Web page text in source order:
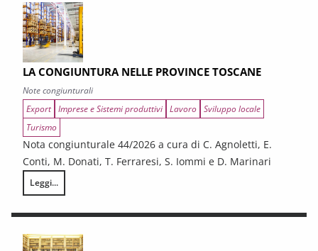
LA CONGIUNTURA NELLE PROVINCE TOSCANE
Note congiunturali
Export Imprese e Sistemi produttivi Lavoro Sviluppo locale
Turismo
Nota congiunturale 44/2026 a cura di C. Agnoletti, E.
Conti, M. Donati, T. Ferraresi, S. Iommi e D. Marinari
Leggi...
LA CONGIUNTURA NELLE PROVINCE TOSCANE